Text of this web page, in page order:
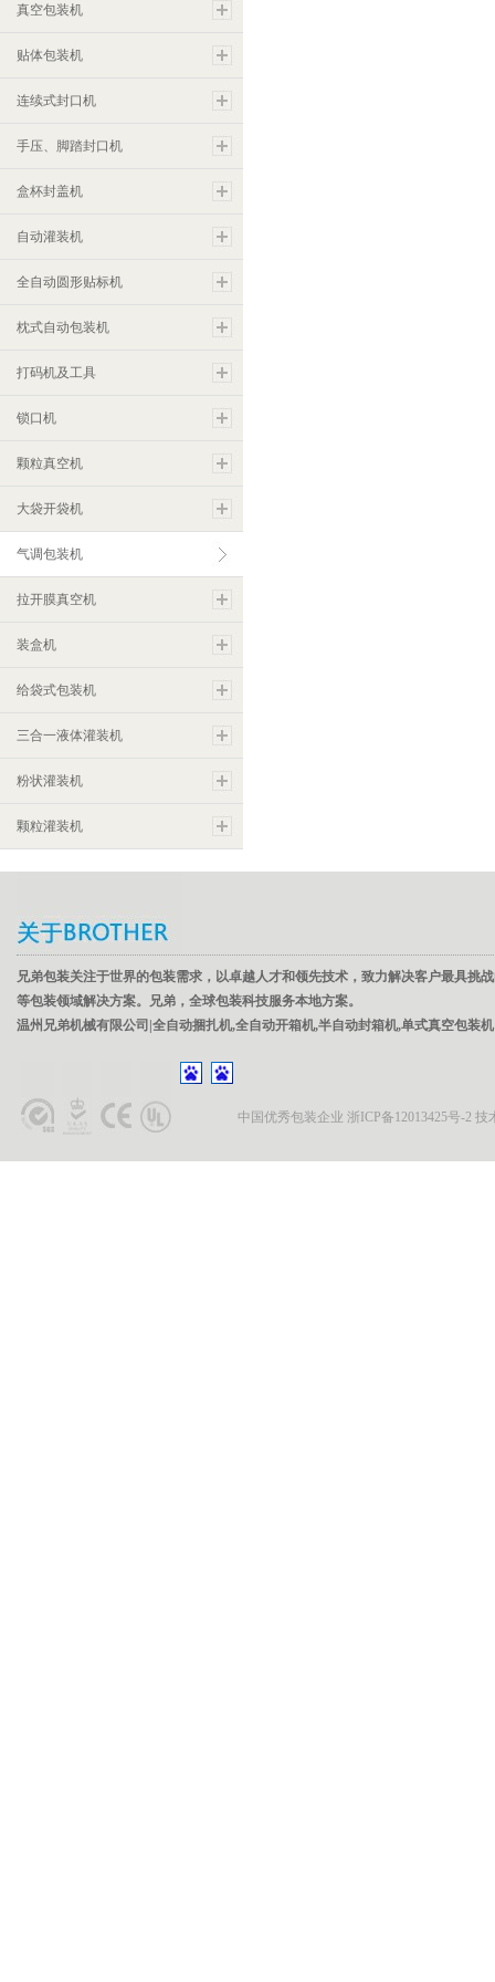
真空包装机
贴体包装机
连续式封口机
手压、脚踏封口机
盒杯封盖机
自动灌装机
全自动圆形贴标机
枕式自动包装机
打码机及工具
锁口机
颗粒真空机
大袋开袋机
气调包装机
拉开膜真空机
装盒机
给袋式包装机
三合一液体灌装机
粉状灌装机
颗粒灌装机
兄弟包装关注于世界的包装需求，以卓越人才和领先技术，致力解决客户最具挑
等包装领域解决方案。兄弟，全球包装科技服务本地方案。
温州兄弟机械有限公司|全自动捆扎机,全自动开箱机,半自动封箱机,单式真空包装机
中国优秀包装企业 浙ICP备12013425号-2 技